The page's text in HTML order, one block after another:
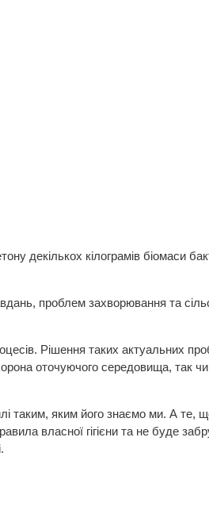
декількох кілограмів біомаси
проблем захворювання та
Рішення таких актуальних
оточуючого середовища, так
таким, яким його знаємо ми. А те,
власної гігієни та не буде